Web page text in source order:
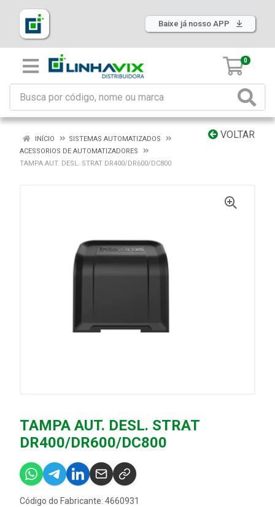
Baixe já nosso APP
0
VOLTAR
INÍCIO
SISTEMAS AUTOMATIZADOS
ACESSORIOS DE AUTOMATIZADORES
TAMPA AUT. DESL. STRAT DR400/DR600/DC800
TAMPA AUT. DESL. STRAT
DR400/DR600/DC800
Código do Fabricante: 4660931